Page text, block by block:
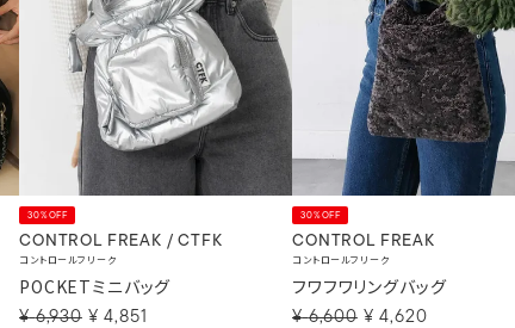
30%OFF
CONTROL FREAK / CTFK
コントロールフリーク
POCKETミニバッグ
¥ 6,930 ¥ 4,851
30%OFF
CONTROL FREAK
コントロールフリーク
フワフワリングバッグ
¥ 6,600 ¥ 4,620